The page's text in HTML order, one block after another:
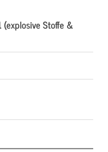
(explosive Stoffe &